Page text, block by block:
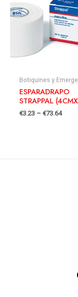
Botiquines y
ESPARADRAPO
STRAPPAL
€3.23– €73.64